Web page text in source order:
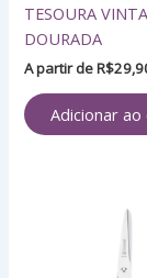
TESOURA
DOURADA
A partir deR$
Adicionar ao